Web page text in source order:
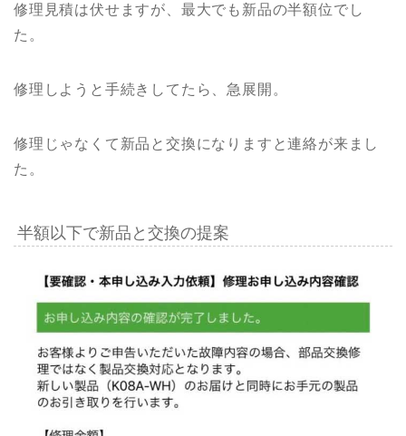
修理見積は伏せますが、最大でも新品の半額位でし
た。
修理しようと手続きしてたら、急展開。
修理じゃなくて新品と交換になりますと連絡が来まし
た。
半額以下で新品と交換の提案